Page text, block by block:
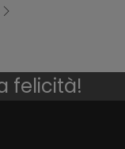
felicità!